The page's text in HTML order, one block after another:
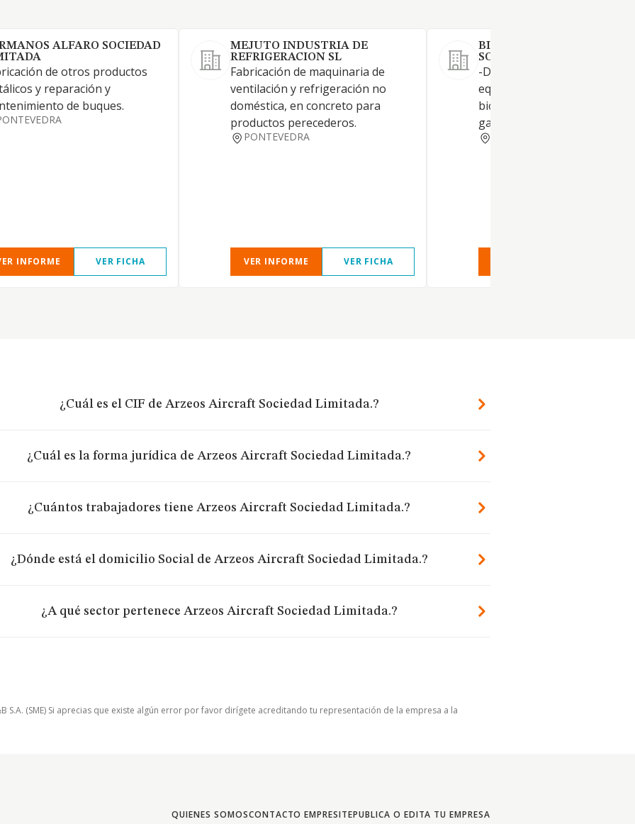
ALFARO SOCIEDAD
de otros productos
y reparación y
de buques.
INFORME VER FICHA
MEJUTO INDUSTRIA DE
REFRIGERACION SL
Fabricación de maquinaria de
ventilación y refrigeración no
doméstica, en concreto para
productos perecederos.
PONTEVEDRA
VER INFORME VER FICHA
BIOGAS TECHNOLOGY
SOCIEDAD LIMITADA.
-Diseño y fabricación de
equipamiento para la
biogás, principalmente
gasómetros
¿Cuál es el CIF de Arzeos Aircraft Sociedad Limitada.?
¿Cuál es la forma jurídica de Arzeos Aircraft Sociedad Limitada.?
¿Cuántos trabajadores tiene Arzeos Aircraft Sociedad Limitada.?
¿Dónde está el domicilio Social de Arzeos Aircraft Sociedad Limitada.?
¿A qué sector pertenece Arzeos Aircraft Sociedad Limitada.?
(SME) Si aprecias que existe algún error por favor dirígete acreditando tu representación de la empresa a la
QUIENES SOMOSCONTACTO EMPRESITEPUBLICA O EDITA TU EMPRESA